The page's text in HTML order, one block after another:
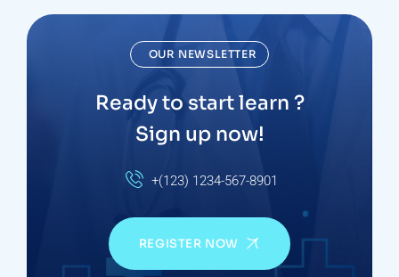
OUR NEWSLETTER
Ready to start learn ?
Sign up now!
+(123) 1234-567-8901
REGISTER NOW